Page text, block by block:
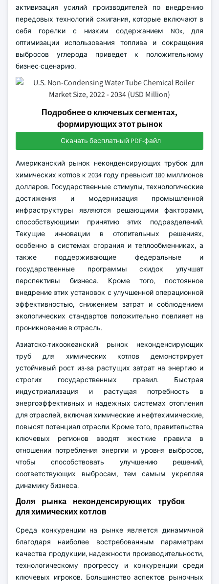
активизация усилий производителей по внедрению
передовых технологий сжигания, которые включают в
себя горелки с низким содержанием NOx, для
оптимизации использования топлива и сокращения
выбросов углерода приведет к положительному
бизнес-сценарию.
Подробнее о ключевых сегментах,
формирующих этот рынок
Скачать бесплатный PDF-файл
Американский рынок неконденсирующих трубок для
химических котлов к 2034 году превысит 180 миллионов
долларов. Государственные стимулы, технологические
достижения и модернизация промышленной
инфраструктуры являются решающими факторами,
способствующими принятию этих подразделений.
Текущие инновации в отопительных решениях,
особенно в системах сгорания и теплообменниках, а
также поддерживающие федеральные и
государственные программы скидок улучшат
перспективы бизнеса. Кроме того, постоянное
внедрение этих установок с улучшенной операционной
эффективностью, снижением затрат и соблюдением
экологических стандартов положительно повлияет на
проникновение в отрасль.
Азиатско-тихоокеанский рынок неконденсирующих
труб для химических котлов демонстрирует
устойчивый рост из-за растущих затрат на энергию и
строгих государственных правил. Быстрая
индустриализация и растущая потребность в
энергоэффективных и надежных системах отопления
для отраслей, включая химические и нефтехимические,
повысят потенциал отрасли. Кроме того, правительства
ключевых регионов вводят жесткие правила в
отношении потребления энергии и уровня выбросов,
чтобы способствовать улучшению решений,
соответствующих выбросам, тем самым укрепляя
динамику бизнеса.
Доля рынка неконденсирующих трубок
для химических котлов
Среда конкуренции на рынке является динамичной
благодаря наиболее востребованным параметрам
качества продукции, надежности производительности,
технологическому прогрессу и конкуренции среди
ключевых игроков. Большинство аспектов рыночных